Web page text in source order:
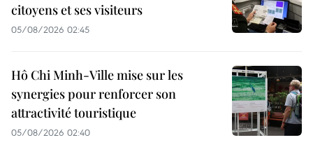
citoyens et ses visiteurs
05/08/2026 02:45
Hô Chi Minh-Ville mise sur les
synergies pour renforcer son
attractivité touristique
05/08/2026 02:40